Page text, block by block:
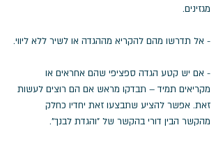
מגזינים.
- אל תדרשו מהם להקריא מההגדה או לשיר ללא ליווי.
- אם יש קטע הגדה ספציפי שהם אחראים או
מקריאים תמיד – תבדקו מראש אם הם רוצים לעשות
זאת. אפשר להציע שתבצעו זאת יחדיו כחלק
מהקשר הבין דורי בהקשר של "והגדת לבנך".